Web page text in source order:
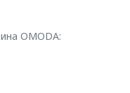
OMODA: